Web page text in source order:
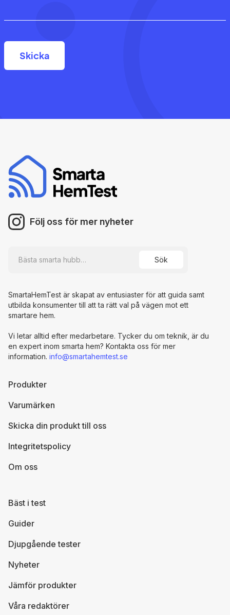
Bäst i test
Guider
Djupgående tester
Nyheter
Jämför produkter
Våra redaktörer
Produkter
Varumärken
Skicka din produkt till oss
Integritetspolicy
Om oss
Följ oss för mer nyheter
SmartaHemTest är skapat av entusiaster för att guida samt
utbilda konsumenter till att ta rätt val på vägen mot ett
smartare hem.
Vi letar alltid efter medarbetare. Tycker du om teknik, är du
en expert inom smarta hem? Kontakta oss för mer
information. info@smartahemtest.se